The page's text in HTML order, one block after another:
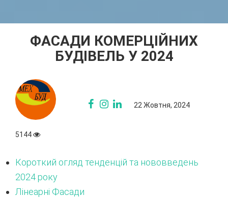
ФАСАДИ КОМЕРЦІЙНИХ
БУДІВЕЛЬ У 2024
22 Жовтня, 2024
5144
Короткий огляд тенденцій та нововведень
2024 року
Лінеарні Фасади